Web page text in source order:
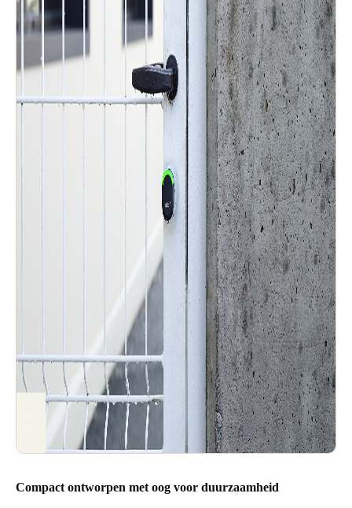
Čeština
DanskereEnglish
Sweden
Sla nieuwe selectie op als standaard
Compact ontworpen met oog voor duurzaamheid